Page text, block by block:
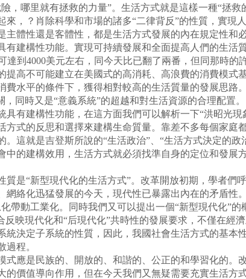
，哪里就有拯救的力量”。生活方式就是這樣一種“拯
，？肖除科學和市場的諸多“二律背反”的性質，實現
體性還是客體性，都是生活方式發展的內在規定性和必
構性功能。實現可持續發展和全面提高人們的生活
達到4000美元左右，同今天比已翻了兩番，但同那時
提高不可能建立在美國式的高消耗、高浪費的消費模式
費水平的條件下，獲得相對較高的生活質量的發展思
同時又是“意義系統”的超越和對生活資源的合理配置。
建構性功能，在這方面我們可以解析一下“洪昭光現
方式的反思和選擇來建構生命質量。靠差不多每個家庭
這就是吉登斯所說的“生活政治”、“生活方式決定的政
建構效用，生活方式就必須找準自身的定位和發展
“新型現代化的生活方式”。改革開放初期，學者們
網絡化迅猛發展的今天，現代性已暴露出內在的矛盾性
帶動工業化。同時我們又可以提出一個“新型現代化”
映現代化和“后現代化”共時性的發展要求，不僅在經
統決定子系統的性質，因此，我國社會生活方式的基本
過程。
是民族的、開放的、和諧的、公正的和學習化的。
的價值導向作用，但在今天我們又無疑需要充實生活方